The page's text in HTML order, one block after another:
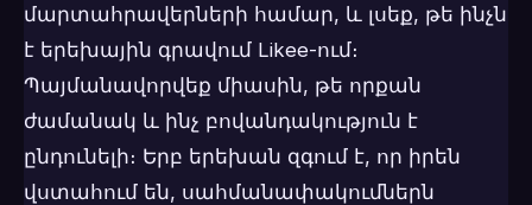
մարտահրավերների համար, և լսեք, թե ինչն
է երեխային գրավում Likee-ում։
Պայմանավորվեք միասին, թե որքան
ժամանակ և ինչ բովանդակություն է
ընդունելի։ Երբ երեխան զգում է, որ իրեն
վստահում են, սահմանափակումներն